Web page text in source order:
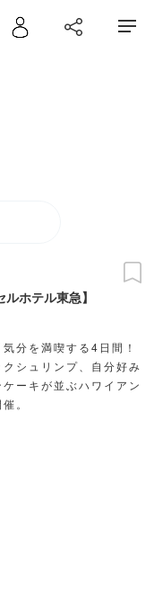
ホテル東急】
分を満喫する4日間！
シュリンプ、自分好み
ーキが並ぶハワイアン
。